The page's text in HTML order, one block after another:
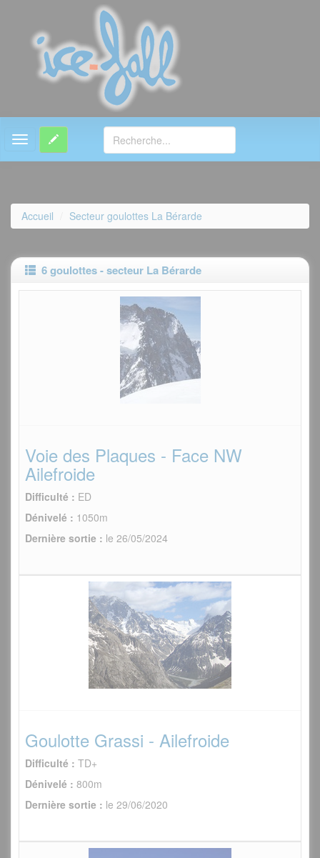
MENU
Accueil Secteur goulottes La Bérarde
6 goulottes - secteur La Bérarde
Voie des Plaques - Face NW
Ailefroide
Difficulté : ED
Dénivelé : 1050m
Dernière sortie : le 26/05/2024
Goulotte Grassi - Ailefroide
Difficulté : TD+
Dénivelé : 800m
Dernière sortie : le 29/06/2020